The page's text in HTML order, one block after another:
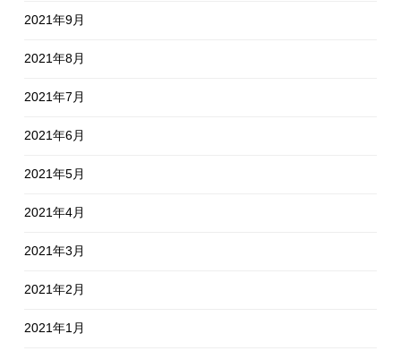
2021年9月
2021年8月
2021年7月
2021年6月
2021年5月
2021年4月
2021年3月
2021年2月
2021年1月